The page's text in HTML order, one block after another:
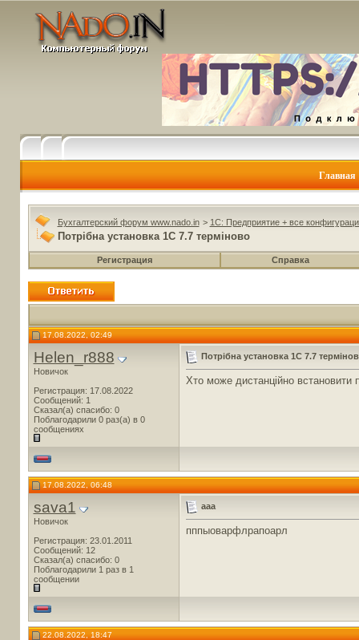
Главная
Бухгалтерский форум www.nado.in > 1C: Предприятие + все
Потрібна установка 1С 7.7 терміново
Регистрация Справка
17.08.2022, 02:49
Helen_r888
Новичок
Регистрация: 17.08.2022
Сообщений: 1
Сказал(а) спасибо: 0
Поблагодарили 0 раз(а) в 0
сообщениях
Потрібна установка 1С 7.7
Хто може дистанційно встановити
17.08.2022, 06:48
sava1
Новичок
Регистрация: 23.01.2011
Сообщений: 12
Сказал(а) спасибо: 0
Поблагодарили 1 раз в 1
сообщении
ааа
пппыоварфлрапоарл
22.08.2022, 18:47